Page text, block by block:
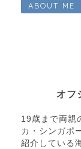
ABOUT ME
オフ
19歳まで両親
カ・シンガポ
紹介している